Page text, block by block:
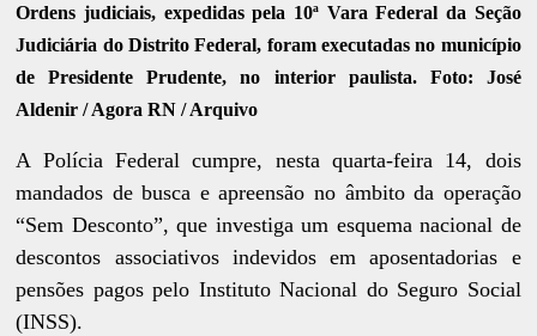
Ordens judiciais, expedidas pela 10ª Vara Federal da Seção
Judiciária do Distrito Federal, foram executadas no município
de Presidente Prudente, no interior paulista. Foto: José
Aldenir / Agora RN / Arquivo
A Polícia Federal cumpre, nesta quarta-feira 14, dois
mandados de busca e apreensão no âmbito da operação
“Sem Desconto”, que investiga um esquema nacional de
descontos associativos indevidos em aposentadorias e
pensões pagos pelo Instituto Nacional do Seguro Social
(INSS).